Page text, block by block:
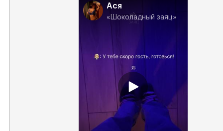
Ася
«Шоколадный заяц»